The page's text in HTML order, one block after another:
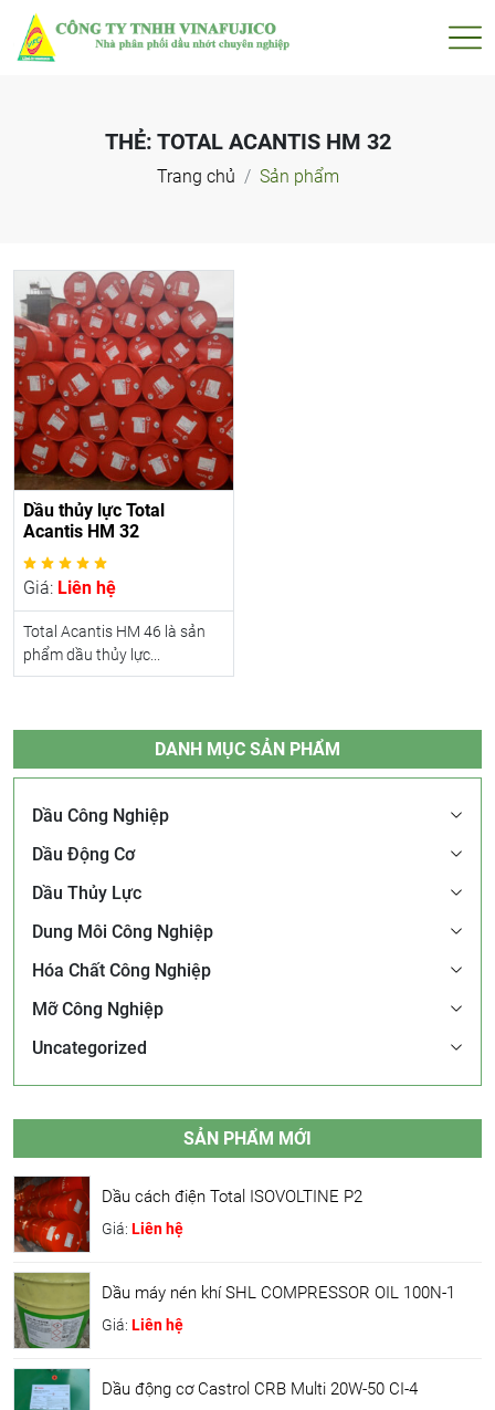
THẺ: TOTAL ACANTIS HM 32
Trang chủ Sản phẩm
Dầu thủy lực Total
Acantis HM 32
Giá: Liên hệ
Total Acantis HM 46 là sản
phẩm dầu thủy lực...
DANH MỤC SẢN PHẨM
Dầu Công Nghiệp
Dầu Động Cơ
Dầu Thủy Lực
Dung Môi Công Nghiệp
Hóa Chất Công Nghiệp
Mỡ Công Nghiệp
Uncategorized
SẢN PHẨM MỚI
Dầu cách điện Total ISOVOLTINE P2
Giá: Liên hệ
Dầu máy nén khí SHL COMPRESSOR OIL 100N-1
Giá: Liên hệ
Dầu động cơ Castrol CRB Multi 20W-50 CI-4